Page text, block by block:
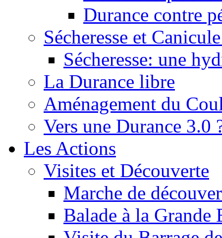
Durance contre
Sécheresse et
Sécheresse: une
La Durance libre
Aménagement du
Vers une Durance 3.0
Les Actions
Visites et Découverte
Marche de
Balade à la Grande